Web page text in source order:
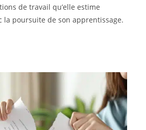
de travail qu’elle estime
la poursuite de son apprentissage.